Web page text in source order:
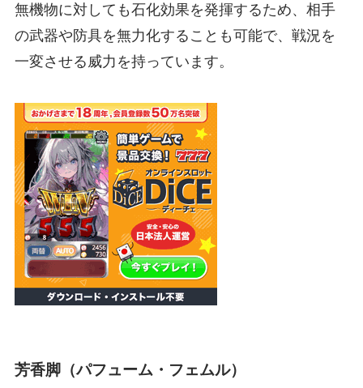
無機物に対しても石化効果を発揮するため、相手
の武器や防具を無力化することも可能で、戦況を
一変させる威力を持っています。
芳香脚（パフューム・フェムル）